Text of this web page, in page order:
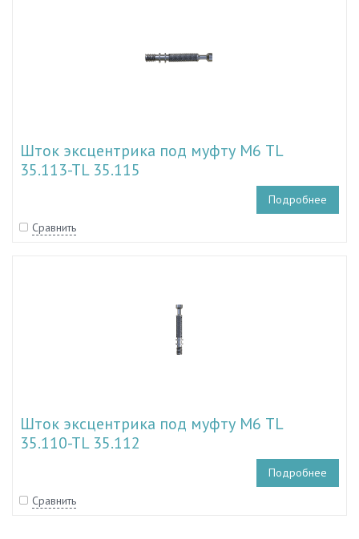
Шток эксцентрика под муфту М6 TL
35.113-TL 35.115
Подробнее
Сравнить
Шток эксцентрика под муфту М6 TL
35.110-TL 35.112
Подробнее
Сравнить